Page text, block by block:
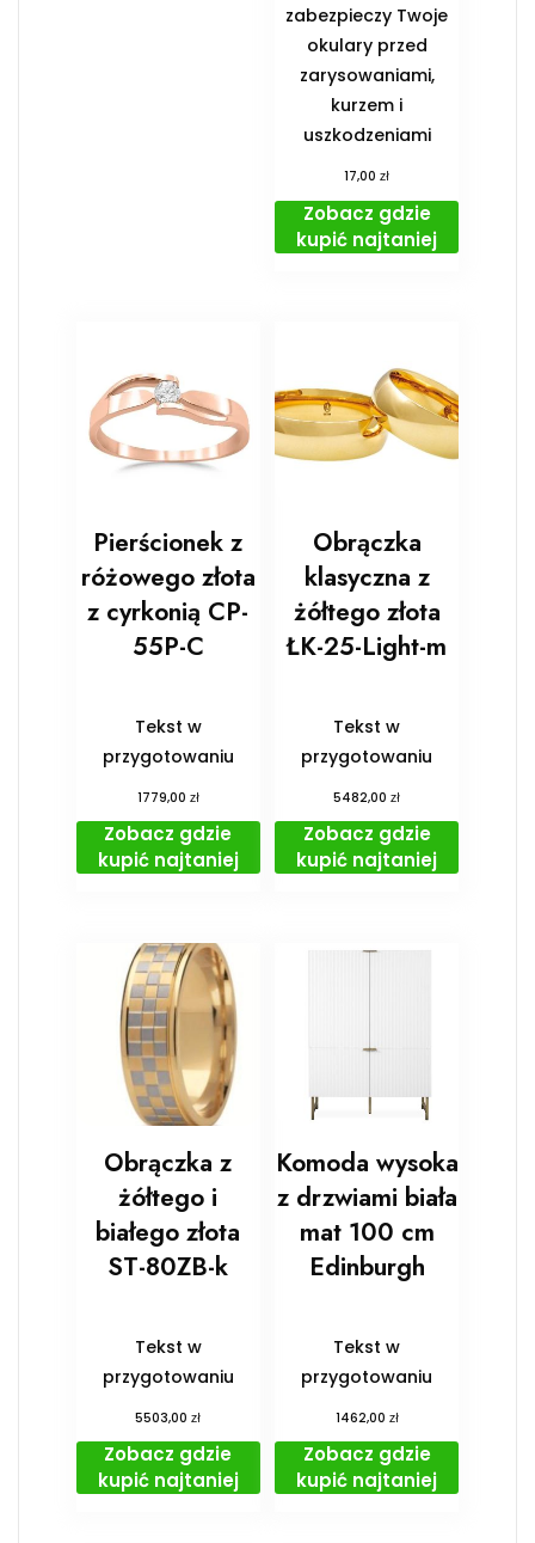
zabezpieczy Twoje
okulary przed
zarysowaniami,
kurzem i
uszkodzeniami
17,00zł
Zobacz gdzie
kupić najtaniej
Pierścionek z
różowego złota
z cyrkonią CP-
55P-C
Tekst w
przygotowaniu
1779,00 zł
Zobacz gdzie
kupić najtaniej
Obrączka
klasyczna z
żółtego złota
ŁK-25-Light-m
Tekst w
przygotowaniu
5482,00zł
Zobacz gdzie
kupić najtaniej
Obrączka z
żółtego i
białego złota
ST-80ZB-k
Tekst w
przygotowaniu
5503,00zł
Zobacz gdzie
kupić najtaniej
Komoda wysoka
z drzwiami biała
mat 100 cm
Edinburgh
Tekst w
przygotowaniu
1462,00 zł
Zobacz gdzie
kupić najtaniej